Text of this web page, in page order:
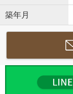
築年月